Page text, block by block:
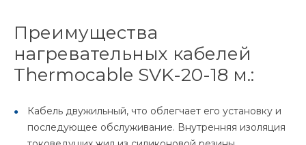
Преимущества
нагревательных кабелей
Thermocable SVK-20-18 м.:
Кабель двужильный, что облегчает его установку и
последующее обслуживание. Внутренняя изоляция